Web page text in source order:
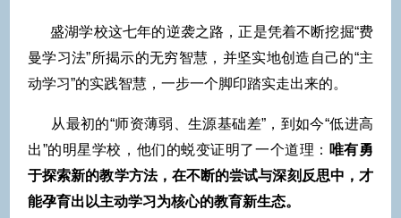
盛湖学校这七年的逆袭之路，正是凭着不断挖掘“费
曼学习法”所揭示的无穷智慧，并坚实地创造自己的“主
动学习”的实践智慧，一步一个脚印踏实走出来的。
从最初的“师资薄弱、生源基础差”，到如今“低进高
出”的明星学校，他们的蜕变证明了一个道理： 唯有勇
于探索新的教学方法，在不断的尝试与深刻反思中，才
能孕育出以主动学习为核心的教育新生态。